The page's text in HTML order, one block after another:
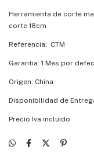
Herramienta de corte
corte 18cm
Referencia: CTM
Garantia: 1 Mes por
Origen: China
Disponibilidad de
Precio Iva incluido